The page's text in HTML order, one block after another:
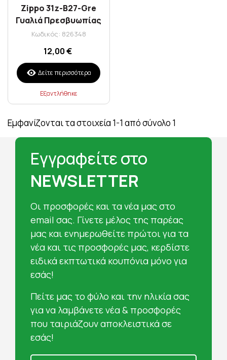
Zippo 31z-B27-Gre
Γυαλιά Πρεσβυωπίας
Με Βαθμό 2.00
Κωδικός: 826348
12,00 €
Δείτε περισσότερα
Εξαντλήθηκε
Εμφανίζονται τα στοιχεία 1-1 από σύνολο 1
Εγγραφείτε στο
NEWSLETTER
Oι προσφορές και τα νέα μας στο
email σας. Γίνετε μέλος της παρέας
μας και ενημερωθείτε πρώτοι για τα
νέα και τις προσφορές μας, κερδίστε
ειδικά εκπτωτικά κουπόνια μόνο για
εσάς!
Πείτε μας το φύλο και την ηλικία σας
για να λαμβάνετε νέα & προσφορές
που ταιριάζουν αποκλειστικά σε
εσάς!